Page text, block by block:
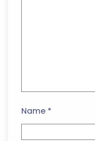
Name *